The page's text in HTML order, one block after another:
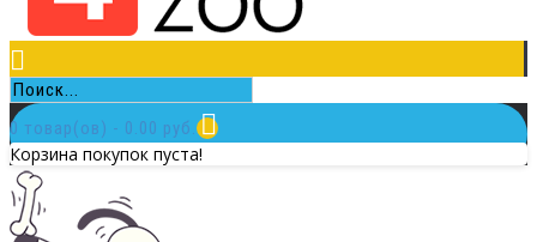
0 товар(ов) - 0.00 руб.
Корзина покупок пуста!